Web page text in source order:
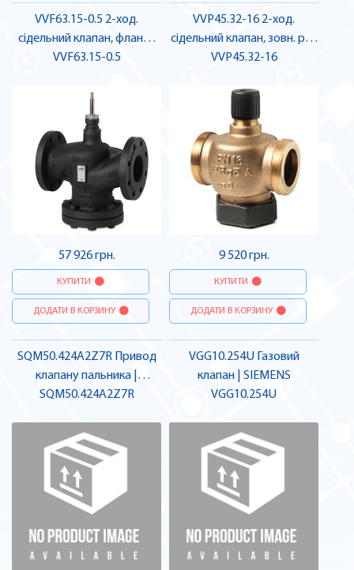
VVF63.15-0.5 2-ход.
сідельний клапан, фланц.,
PN40, DN15, kvs 0,5 |
VVF63.15-0.5
57 926 грн.
КУПИТИ
ДОДАТИ В КОРЗИНУ
VVP45.32-16 2-ход.
сідельний клапан, зовн. різ.,
PN16, DN32, kvs 16 |
VVP45.32-16
9 520 грн.
КУПИТИ
ДОДАТИ В КОРЗИНУ
SQM50.424A2Z7R Привод
клапану пальника |
SIEMENS
SQM50.424A2Z7R
VGG10.254U Газовий
клапан | SIEMENS
VGG10.254U